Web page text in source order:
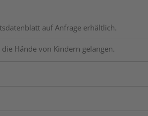
auf Anfrage erhältlich.
Hände von Kindern gelangen.